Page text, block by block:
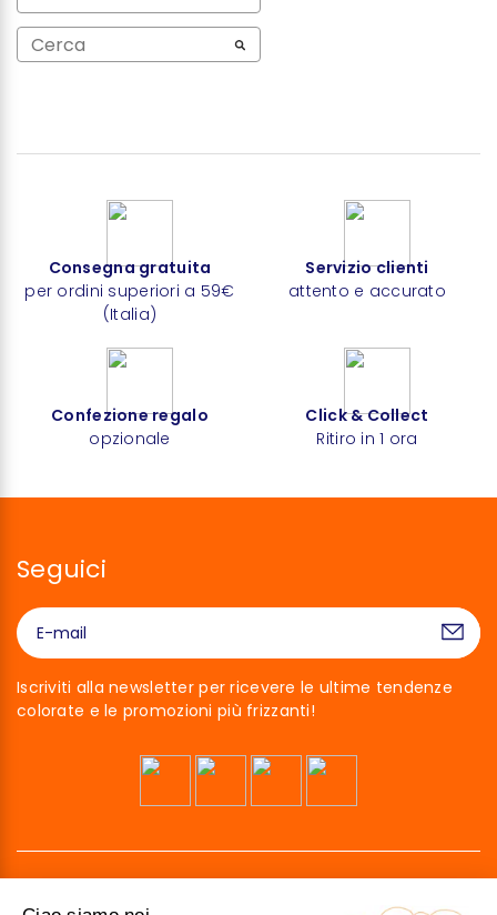
Consegna gratuita
per ordini superiori a 59€
(Italia)
Servizio clienti
attento e accurato
Confezione regalo
opzionale
Click & Collect
Ritiro in 1 ora
Seguici
Iscriviti alla newsletter per ricevere le ultime tendenze
colorate e le promozioni più frizzanti!